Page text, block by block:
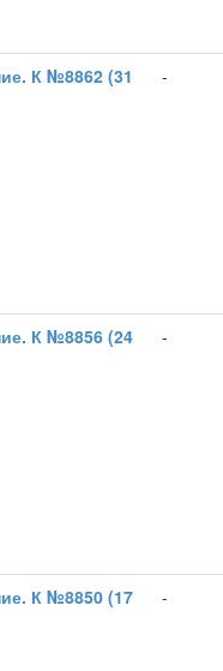
К №8862 (31
-
К №8856 (24
-
К №8850 (17
-